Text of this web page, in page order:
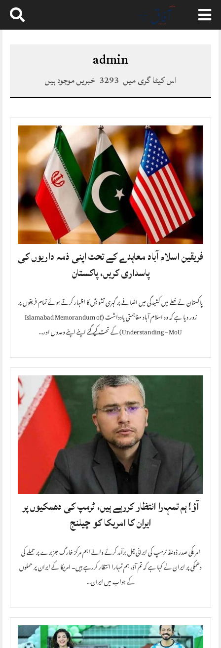
Skip
admin
اس کیٹا گری میں 3293 خبریں موجود ہیں
فریقین اسلام آباد معاہدے کے تحت اپنی ذمہ داریوں کی
پاسداری کریں، پاکستان
پاکستان نے خطے میں کشیدگی میں اضافے پر گہری تشویش کا اظہار کرتے ہوئے تمام فریقوں پر
زور دیا ہے کہ وہ اسلام آباد مفاہمتی یادداشت (Islamabad Memorandum of
Understanding – MoU) کے تحت کیے گئے اپنے اپنے وعدوں اور…
آؤ! ہم تمہارا انتظار کررہے ہیں، ٹرمپ کی دھمکیوں پر
ایران کا امریکا کو چیلنج
امریکی صدر ڈونلڈ ٹرمپ کی ایرانی تیل برآمد کرنے والے اہم مرکز خارگ جزیرے پر حملے کی
دھمکی پر ایران نے کہا ہے کہ تم آؤ، ہم تمہارا انتظار کررہے ہیں۔ امریکا کے ایران پر حملوں
کے جواب میں ایران…